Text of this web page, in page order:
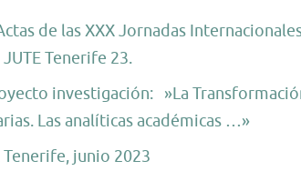
de las XXX Jornadas
Tenerife 23.
investigación: »La
Las analíticas académicas …»
Tenerife, junio 2023